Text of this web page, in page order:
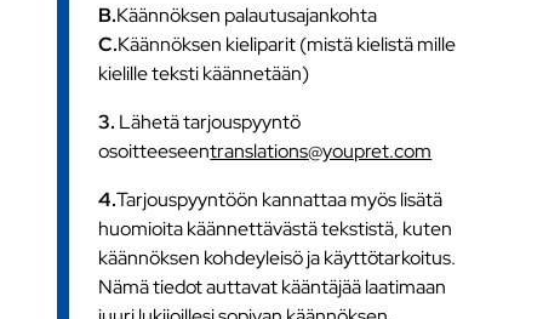
B.Käännöksen palautusajankohta
C.Käännöksen kieliparit (mistä kielistä mille
kielille teksti käännetään)
3. Lähetä tarjouspyyntö
osoitteeseentranslations@youpret.com
4.Tarjouspyyntöön kannattaa myös lisätä
huomioita käännettävästä tekstistä, kuten
käännöksen kohdeyleisö ja käyttötarkoitus.
Nämä tiedot auttavat kääntäjää laatimaan